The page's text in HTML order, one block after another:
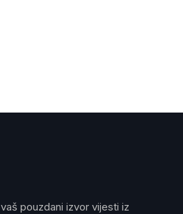
, vaš pouzdani izvor vijesti iz